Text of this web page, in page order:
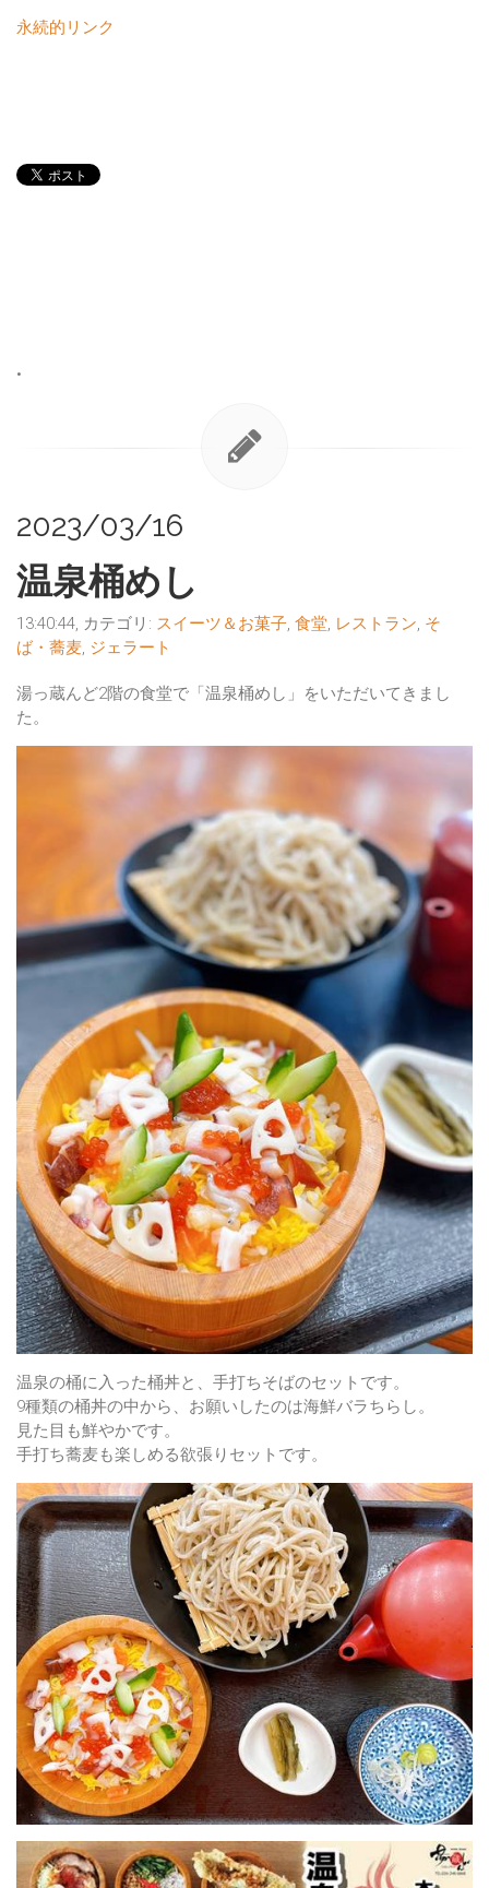
永続的リンク
•
2023/03/16
温泉桶めし
13:40:44, カテゴリ: スイーツ＆お菓子, 食堂, レストラン, そ
ば・蕎麦, ジェラート
湯っ蔵んど2階の食堂で「温泉桶めし」をいただいてきまし
た。
温泉の桶に入った桶丼と、手打ちそばのセットです。
9種類の桶丼の中から、お願いしたのは海鮮バラちらし。
見た目も鮮やかです。
手打ち蕎麦も楽しめる欲張りセットです。